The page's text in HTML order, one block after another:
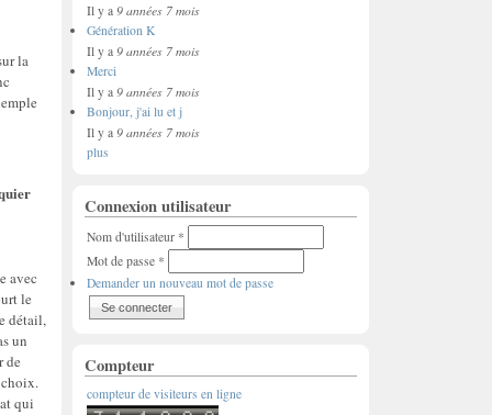
la
avec
le
détail,
un
de
choix.
qui
Il y a 9 années 7 mois
Génération K
Il y a 9 années 7 mois
Merci
Il y a 9 années 7 mois
Bonjour, j'ai lu et j
Il y a 9 années 7 mois
plus
Connexion utilisateur
Nom d'utilisateur *
Mot de passe *
Demander un nouveau mot de passe
Compteur
compteur de visiteurs en ligne